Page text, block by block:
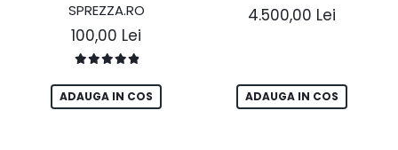
SPREZZA.RO
100,00 Lei
ADAUGA IN COS
4.500,00 Lei
ADAUGA IN COS